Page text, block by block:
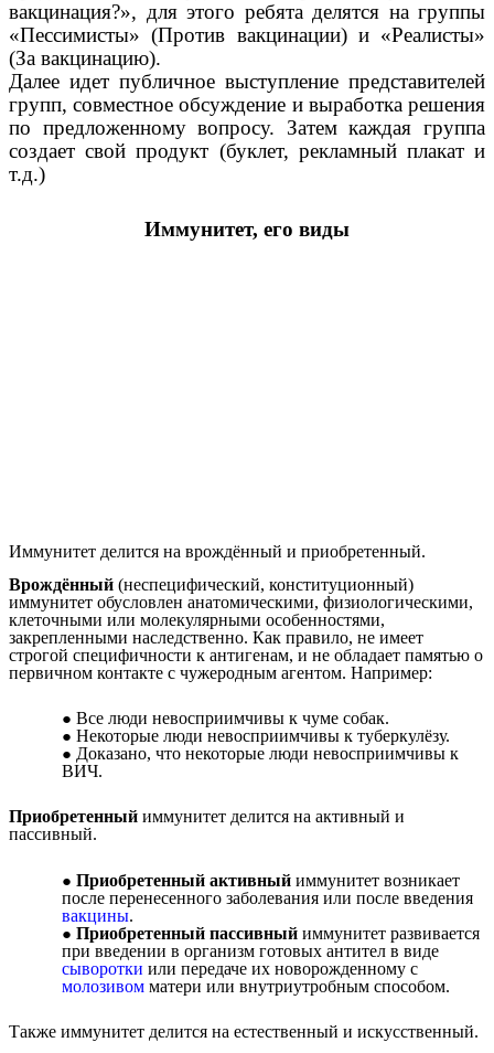
вакцинация?», для этого ребята делятся на группы
«Пессимисты» (Против вакцинации) и «Реалисты»
(За вакцинацию).
Далее идет публичное выступление представителей
групп, совместное обсуждение и выработка решения
по предложенному вопросу. Затем каждая группа
создает свой продукт (буклет, рекламный плакат и
т.д.)
Иммунитет, его виды
Иммунитет делится на врождённый и приобретенный.
Врождённый (неспецифический, конституционный)
иммунитет обусловлен анатомическими, физиологическими,
клеточными или молекулярными особенностями,
закрепленными наследственно. Как правило, не имеет
строгой специфичности к антигенам, и не обладает памятью о
первичном контакте с чужеродным агентом. Например:
Все люди невосприимчивы к чуме собак.
Некоторые люди невосприимчивы к туберкулёзу.
Доказано, что некоторые люди невосприимчивы к
ВИЧ.
Приобретенный иммунитет делится на активный и
пассивный.
Приобретенный активный иммунитет возникает
после перенесенного заболевания или после введения
вакцины.
Приобретенный пассивный иммунитет развивается
при введении в организм готовых антител в виде
сыворотки или передаче их новорожденному с
молозивом матери или внутриутробным способом.
Также иммунитет делится на естественный и искусственный.